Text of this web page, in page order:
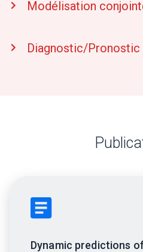
Modélisation
Diagnostic/Pronostic
Dynamic predictions